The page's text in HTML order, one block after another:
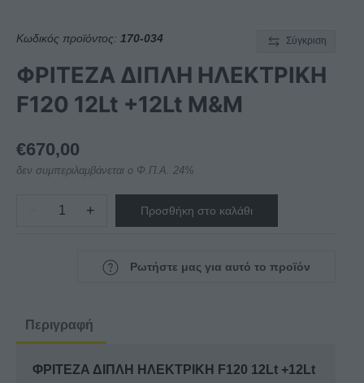
Κωδικός προϊόντος: 170-034 Σύγκριση
ΦΡΙΤΕΖΑ ΔΙΠΛΗ ΗΛΕΚΤΡΙΚΗ
F120 12Lt +12Lt M&M
€670,00
δεν συμπεριλαμβάνεται ο Φ.Π.Α. 24%
ΦΡΙΤΕΖΑ
M&M
+ Προσθήκη στο καλάθι
Ρωτήστε μας για αυτό το προϊόν
Περιγραφή
ΦΡΙΤΕΖΑ ΔΙΠΛΗ ΗΛΕΚΤΡΙΚΗ F120 12Lt +12Lt